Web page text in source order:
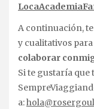
A continuación,
y cualitativos
colaborar
Si te gustaría que
a: